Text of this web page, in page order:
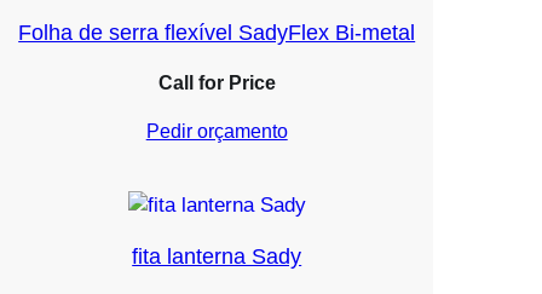
Folha de serra flexível SadyFlex Bi-metal
Call for Price
Pedir orçamento
fita lanterna Sady